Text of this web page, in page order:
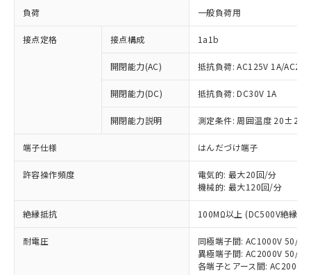
負荷 一般負荷用
接点定格 接点構成 1a1b
開閉能力(AC) 抵抗負荷: AC125V 1A/
開閉能力(DC) 抵抗負荷: DC30V 1A
開閉能力説明 測定条件: 周囲温度 20±2℃
端子仕様 はんだづけ端子
許容操作頻度
電気的: 最大20回/分
機械的: 最大120回/分
絶縁抵抗 100MΩ以上 (DC500V絶縁抵
耐電圧
同極端子間: AC1000V 50/
異極端子間: AC2000V 50/
各端子とアース間:
対応済み：EU RoHS指令（10物質）の
非含有に対応した製品が提供可能な商品で
対応予定：EU RoHS指令（10物質）の非含